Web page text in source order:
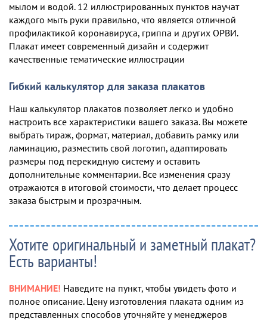
мылом и водой. 12 иллюстрированных пунктов научат
каждого мыть руки правильно, что является отличной
профилактикой коронавируса, гриппа и других ОРВИ.
Плакат имеет современный дизайн и содержит
качественные тематические иллюстрации
Гибкий калькулятор для заказа плакатов
Наш калькулятор плакатов позволяет легко и удобно
настроить все характеристики вашего заказа. Вы можете
выбрать тираж, формат, материал, добавить рамку или
ламинацию, разместить свой логотип, адаптировать
размеры под перекидную систему и оставить
дополнительные комментарии. Все изменения сразу
отражаются в итоговой стоимости, что делает процесс
заказа быстрым и прозрачным.
Хотите оригинальный и заметный плакат?
Есть варианты!
ВНИМАНИЕ! Наведите на пункт, чтобы увидеть фото и
полное описание. Цену изготовления плаката одним из
представленных способов уточняйте у менеджеров